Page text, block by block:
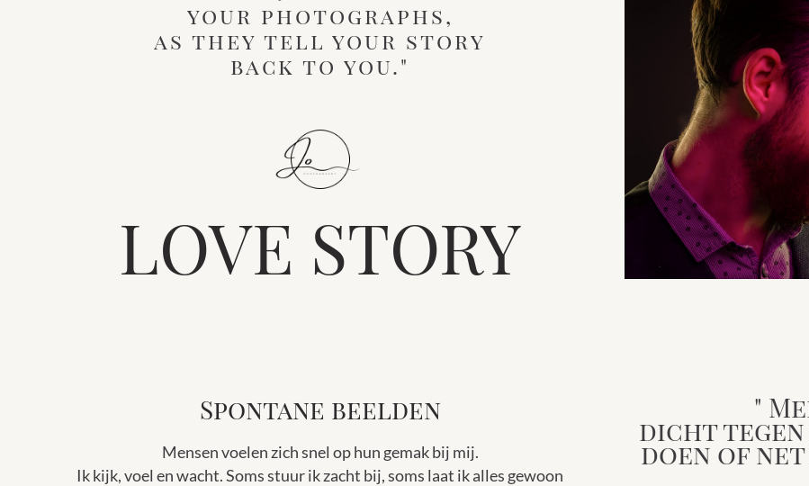
your photographs,
as they tell your story
back to you."
LOVE STORY
Spontane beelden
Mensen voelen zich snel op hun gemak bij mij.
Ik kijk, voel en wacht. Soms stuur ik zacht bij, soms laat ik alles gewoon
"
dicht
doen of